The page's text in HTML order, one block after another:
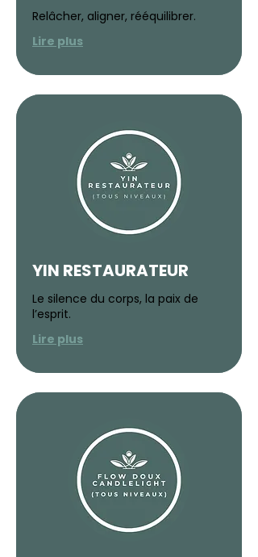
Relâcher, aligner, rééquilibrer.
Lire plus
YIN RESTAURATEUR
Le silence du corps, la paix de
l’esprit.
Lire plus